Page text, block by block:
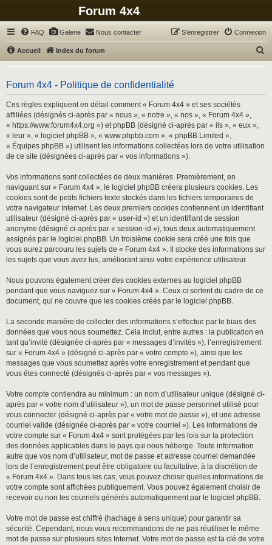
Forum 4x4
FAQ Galerie Nous contacter Connexion
S’enregistrer
Accueil Index du forum
h
Forum 4x4 - Politique de confidentialité
Ces règles expliquent en détail comment « Forum 4x4 » et ses sociétés
affiliées (désignés ci-après par « nous », « notre », « nos », « Forum 4x4 »,
« https://www.forum4x4.org ») et phpBB (désigné ci-après par « ils », « eux »,
« leur », « logiciel phpBB », « www.phpbb.com », « phpBB Limited »,
« Équipes phpBB ») utilisent les informations collectées lors de votre utilisation
de ce site (désignées ci-après par « vos informations »).
Vos informations sont collectées de deux manières. Premièrement, en
naviguant sur « Forum 4x4 », le logiciel phpBB créera plusieurs cookies. Les
cookies sont de petits fichiers texte stockés dans les fichiers temporaires de
votre navigateur Internet. Les deux premiers cookies contiennent un identifiant
utilisateur (désigné ci-après par « user-id ») et un identifiant de session
anonyme (désigné ci-après par « session-id »), tous deux automatiquement
assignés par le logiciel phpBB. Un troisième cookie sera créé une fois que
vous aurez parcouru les sujets de « Forum 4x4 ». Il stocke des informations sur
les sujets que vous avez lus, améliorant ainsi votre expérience utilisateur.
Nous pouvons également créer des cookies externes au logiciel phpBB
pendant que vous naviguez sur « Forum 4x4 ». Ceux-ci sortent du cadre de ce
document, qui ne couvre que les cookies créés par le logiciel phpBB.
La seconde manière de collecter des informations s’effectue par le biais des
données que vous nous soumettez. Cela inclut, entre autres : la publication en
tant qu’invité (désignée ci-après par « messages d’invités »), l’enregistrement
sur « Forum 4x4 » (désigné ci-après par « votre compte »), ainsi que les
messages que vous soumettez après votre enregistrement et pendant que
vous êtes connecté (désignés ci-après par « vos messages »).
Votre compte contiendra au minimum : un nom d’utilisateur unique (désigné ci-
après par « votre nom d’utilisateur »), un mot de passe personnel utilisé pour
vous connecter (désigné ci-après par « votre mot de passe »), et une adresse
courriel valide (désignée ci-après par « votre courriel »). Les informations de
votre compte sur « Forum 4x4 » sont protégées par les lois sur la protection
des données applicables dans le pays qui nous héberge. Toute information
autre que vos nom d’utilisateur, mot de passe et adresse courriel demandée
lors de l’enregistrement peut être obligatoire ou facultative, à la discrétion de
« Forum 4x4 ». Dans tous les cas, vous pouvez choisir quelles informations de
votre compte sont affichées publiquement. Vous pouvez également choisir de
recevoir ou non les courriels générés automatiquement par le logiciel phpBB.
Votre mot de passe est chiffré (hachage à sens unique) pour garantir sa
sécurité. Cependant, nous vous recommandons de ne pas réutiliser le même
mot de passe sur plusieurs sites Internet. Votre mot de passe est la clé de votre